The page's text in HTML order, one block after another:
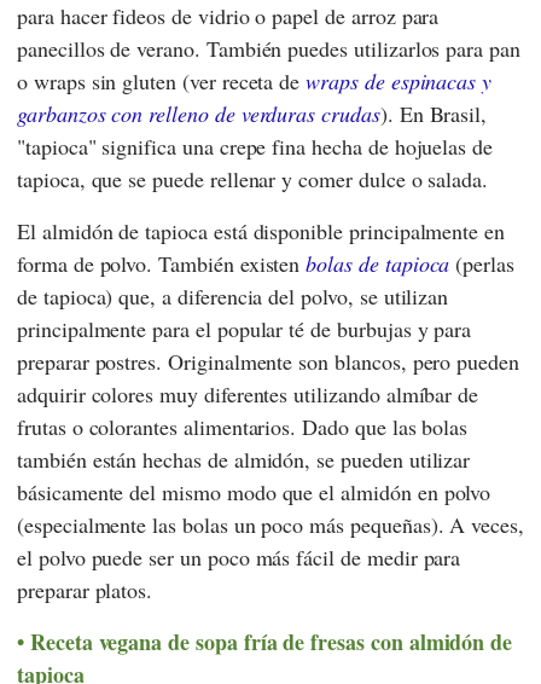
para hacer fideos de vidrio o papel de arroz para
panecillos de verano. También puedes utilizarlos para pan
o wraps sin gluten (ver receta dewraps de espinacas y
garbanzos con relleno de verduras crudas). En Brasil,
"tapioca" significa una crepe fina hecha de hojuelas de
tapioca, que se puede rellenar y comer dulce o salada.
El almidón de tapioca está disponible principalmente en
forma de polvo. También existenbolas de tapioca (perlas
de tapioca) que, a diferencia del polvo, se utilizan
principalmente para el popular té de burbujas y para
preparar postres. Originalmente son blancos, pero pueden
adquirir colores muy diferentes utilizando almíbar de
frutas o colorantes alimentarios. Dado que las bolas
también están hechas de almidón, se pueden utilizar
básicamente del mismo modo que el almidón en polvo
(especialmente las bolas un poco más pequeñas). A veces,
el polvo puede ser un poco más fácil de medir para
preparar platos.
Receta vegana de sopa fría de fresas conalmidónde
tapioca